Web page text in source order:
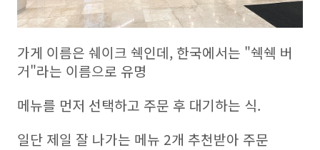
가게 이름은 쉐이크 쉑인데, 한국에서는 "쉑쉑 버
거"라는 이름으로 유명
메뉴를 먼저 선택하고 주문 후 대기하는 식.
일단 제일 잘 나가는 메뉴 2개 추천받아 주문